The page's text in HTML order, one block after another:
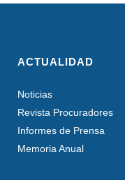
ACTUALIDAD
Noticias
Revista Procuradores
Informes de Prensa
Memoria Anual